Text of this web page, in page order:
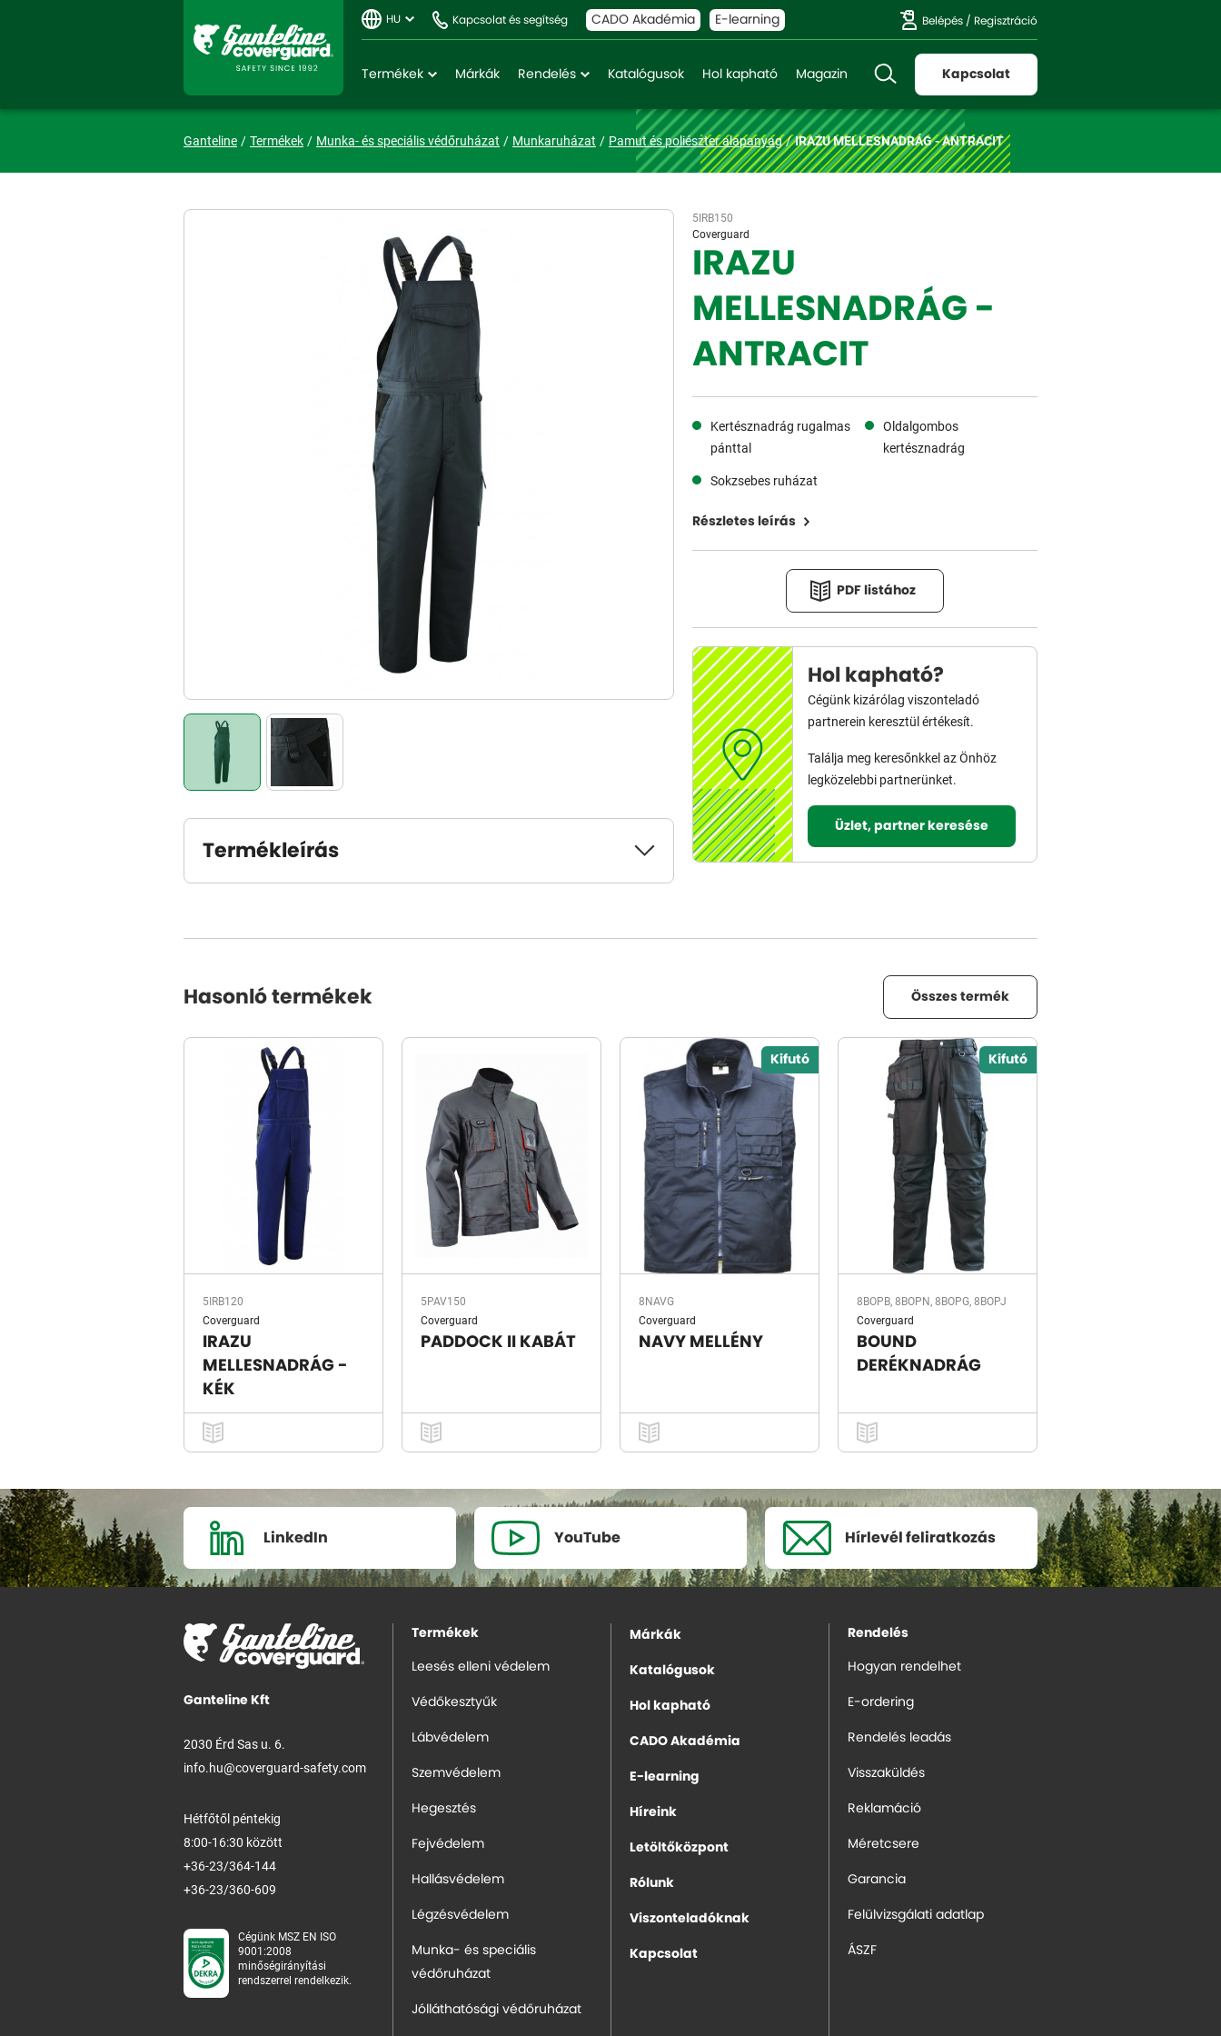
HU Kapcsolat és segítség CADO Akadémia E-learning Belépés / Regisztráció
Termékek Márkák Rendelés Katalógusok Hol kapható Magazin Kapcsolat
Ganteline Termékek Munka- és speciális védőruházat Munkaruházat Pamut és poliészter alapanyag IRAZU MELLESNADRÁG - ANTRACIT
Termékleírás
5IRB150
Coverguard
IRAZU
MELLESNADRÁG -
ANTRACIT
Kertésznadrág rugalmas
pánttal
Oldalgombos
kertésznadrág
Sokzsebes ruházat
Részletes leírás
PDF listához
Hol kapható?
Cégünk kizárólag viszonteladó
partnerein keresztül értékesít.
Találja meg keresőnkkel az Önhöz
legközelebbi partnerünket.
Üzlet, partner keresése
Hasonló termékek Összes termék
5IRB120
Coverguard
IRAZU
MELLESNADRÁG -
KÉK
5PAV150
Coverguard
PADDOCK II KABÁT
Kifutó
8NAVG
Coverguard
NAVY MELLÉNY
Kifutó
8BOPB, 8BOPN, 8BOPG, 8BOPJ
Coverguard
BOUND
DERÉKNADRÁG
LinkedIn YouTube Hírlevél feliratkozás
Ganteline Kft
2030 Érd Sas u. 6.
info.hu@coverguard-safety.com
Hétfőtől péntekig
8:00-16:30 között
+36-23/364-144
+36-23/360-609
Cégünk MSZ EN ISO
9001:2008
minőségirányítási
rendszerrel rendelkezik.
Termékek
Leesés elleni védelem
Védőkesztyűk
Lábvédelem
Szemvédelem
Hegesztés
Fejvédelem
Hallásvédelem
Légzésvédelem
Munka- és speciális
védőruházat
Jólláthatósági védőruházat
Márkák
Katalógusok
Hol kapható
CADO Akadémia
E-learning
Híreink
Letöltőközpont
Rólunk
Viszonteladóknak
Kapcsolat
Rendelés
Hogyan rendelhet
E-ordering
Rendelés leadás
Visszaküldés
Reklamáció
Méretcsere
Garancia
Felülvizsgálati adatlap
ÁSZF